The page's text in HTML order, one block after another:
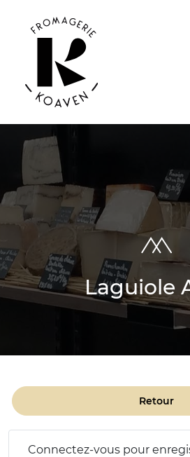
Laguiole
Retour
Connectez-vous pour